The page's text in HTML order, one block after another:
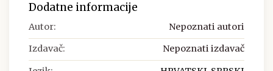
Dodatne informacije
Autor: Nepoznati autori
Izdavač: Nepoznati izdavač